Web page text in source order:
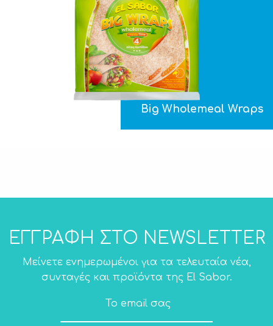
Big Wholemeal Wraps
ΕΓΓΡΑΦΗ ΣΤΟ NEWSLETTER
Μείνετε ενημερωμένοι για τα τελευταία νέα,
συνταγές και προϊόντα της El Sabor.